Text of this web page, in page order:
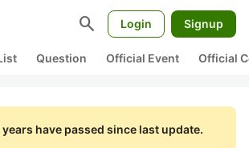
search Login Signup
Question Official Event Official
have passed since last update.